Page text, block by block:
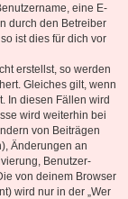
eine E-
durch den Betreiber
ist dies für dich vor
erstellst, so werden
Gleiches gilt, wenn
In diesen Fällen wird
wird weiterhin bei
von Beiträgen
Änderungen an
Benutzer-
von deinem Browser
wird nur in der „Wer